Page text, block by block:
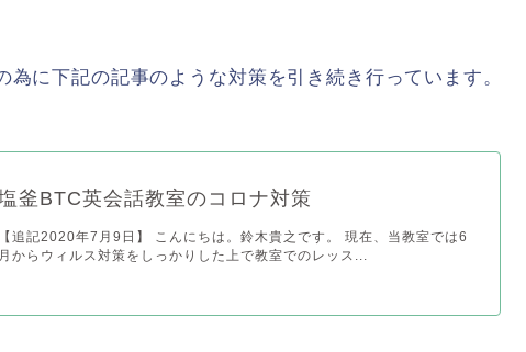
に下記の記事のような対策を引き続き行っています。
釜BTC英会話教室のコロナ対策
【追記2020年7月9日】 こんにちは。鈴木貴之です。 現在、当教室では6
月からウィルス対策をしっかりした上で教室でのレッス...